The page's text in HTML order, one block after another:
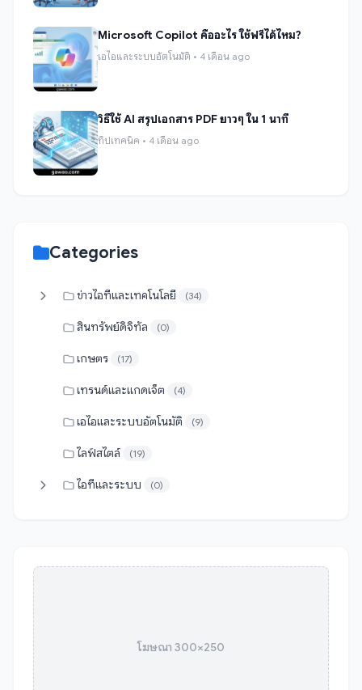
Microsoft Copilot คืออะไร ใช้ฟรีได้ไหม?
เอไอและระบบอัตโนมัติ • 4 เดือน ago
วิธีใช้ AI สรุปเอกสาร PDF ยาวๆ ใน 1 นาที
ทิปเทคนิค • 4 เดือน ago
Categories
ข่าวไอทีและเทคโนโลยี (34)
สินทรัพย์ดิจิทัล (0)
เกษตร (17)
เทรนด์และแกดเจ็ต (4)
เอไอและระบบอัตโนมัติ (9)
ไลฟ์สไตล์ (19)
ไอทีและระบบ (0)
โฆษณา 300×250